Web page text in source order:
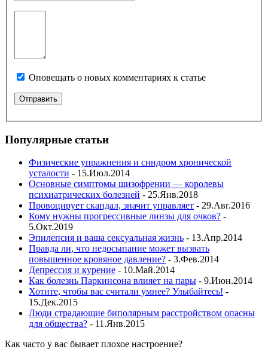
Оповещать о новых комментариях к статье
Популярные статьи
Физические упражнения и синдром хронической
усталости - 15.Июл.2014
Основные симптомы шизофрении — королевы
психиатрических болезней - 25.Янв.2018
Провоцирует скандал, значит управляет - 29.Авг.2016
Кому нужны прогрессивные линзы для очков? -
5.Окт.2019
Эпилепсия и ваша сексуальная жизнь - 13.Апр.2014
Правда ли, что недосыпание может вызвать
повышенное кровяное давление? - 3.Фев.2014
Депрессия и курение - 10.Май.2014
Как болезнь Паркинсона влияет на пары - 9.Июн.2014
Хотите, чтобы вас считали умнее? Улыбайтесь! -
15.Дек.2015
Люди страдающие биполярным расстройством опасны
для общества? - 11.Янв.2015
Как часто у вас бывает плохое настроение?